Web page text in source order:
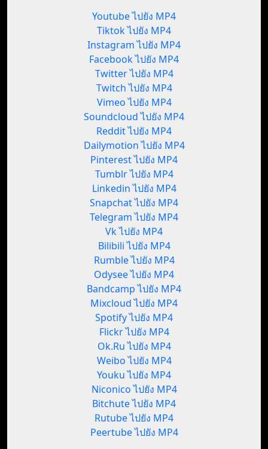
Youtube ไปยัง MP4
Tiktok ไปยัง MP4
Instagram ไปยัง MP4
Facebook ไปยัง MP4
Twitter ไปยัง MP4
Twitch ไปยัง MP4
Vimeo ไปยัง MP4
Soundcloud ไปยัง MP4
Reddit ไปยัง MP4
Dailymotion ไปยัง MP4
Pinterest ไปยัง MP4
Tumblr ไปยัง MP4
Linkedin ไปยัง MP4
Snapchat ไปยัง MP4
Telegram ไปยัง MP4
Vk ไปยัง MP4
Bilibili ไปยัง MP4
Rumble ไปยัง MP4
Odysee ไปยัง MP4
Bandcamp ไปยัง MP4
Mixcloud ไปยัง MP4
Spotify ไปยัง MP4
Flickr ไปยัง MP4
Ok.Ru ไปยัง MP4
Weibo ไปยัง MP4
Youku ไปยัง MP4
Niconico ไปยัง MP4
Bitchute ไปยัง MP4
Rutube ไปยัง MP4
Peertube ไปยัง MP4